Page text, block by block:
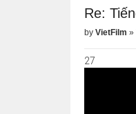
Re:
by VietFilm »
27